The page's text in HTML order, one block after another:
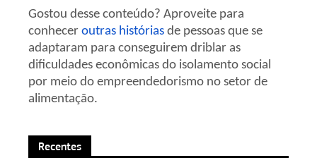
Gostou desse conteúdo? Aproveite para
conhecer outras histórias de pessoas que se
adaptaram para conseguirem driblar as
dificuldades econômicas do isolamento social
por meio do empreendedorismo no setor de
alimentação.
Recentes